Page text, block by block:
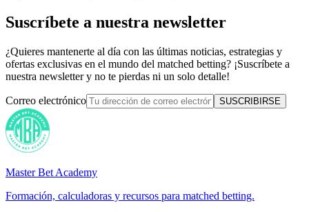
Suscríbete a nuestra newsletter
¿Quieres mantenerte al día con las últimas noticias, estrategias y
ofertas exclusivas en el mundo del matched betting? ¡Suscríbete a
nuestra newsletter y no te pierdas ni un solo detalle!
Correo electrónico SUSCRIBIRSE
Master Bet Academy
Formación, calculadoras y recursos para matched betting.